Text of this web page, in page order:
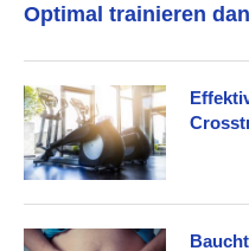
Optimal trainieren